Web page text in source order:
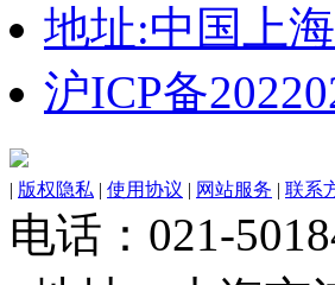
地址:中国上
沪ICP备
| 版权隐私 | 使用协议 | 网站服务 | 联系
电话：021-